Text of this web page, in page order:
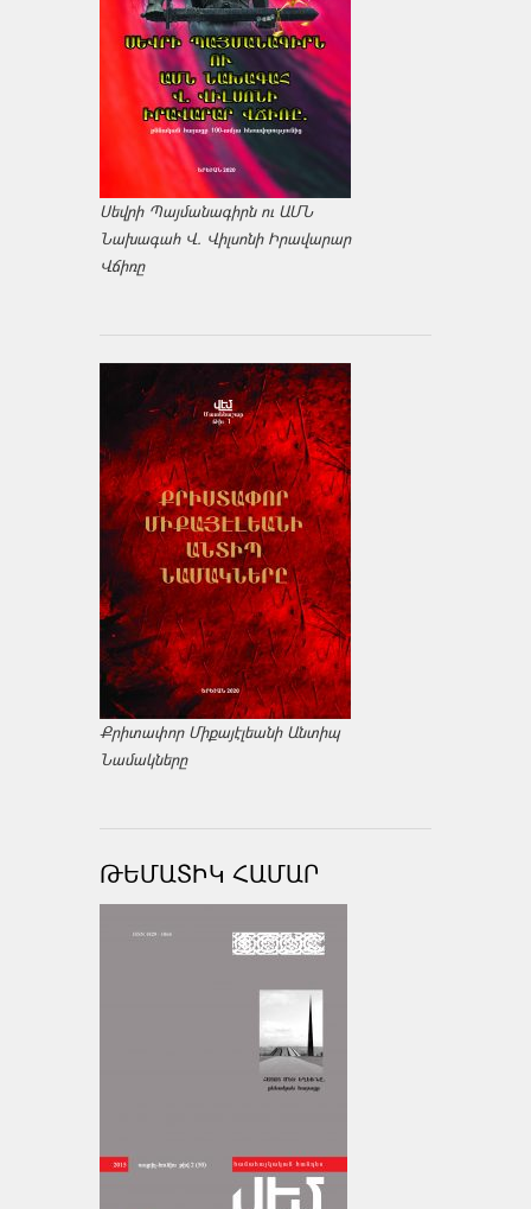
Սեվրի Պայմանագիրն ու ԱՄՆ
Նախագահ Վ. Վիլսոնի Իրավարար
Վճիռը
Քրիտափոր Միքայէլեանի Անտիպ
Նամակները
ԹԵՄԱՏԻԿ ՀԱՄԱՐ